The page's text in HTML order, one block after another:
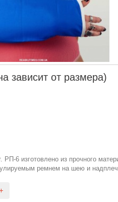
зависит от размера)
РП-6 изготовлено из прочного
ремнем на шею и